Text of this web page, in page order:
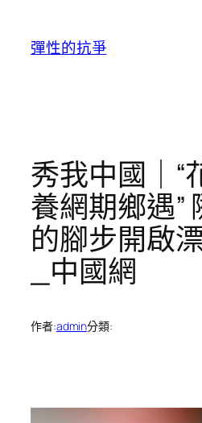
彈性的抗爭
秀我中國｜“
養網期鄉遇”
的腳步開啟
_中國網
作者:admin分類: